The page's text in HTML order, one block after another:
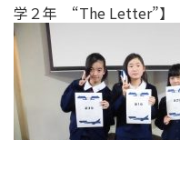
学２年 “The Letter”】